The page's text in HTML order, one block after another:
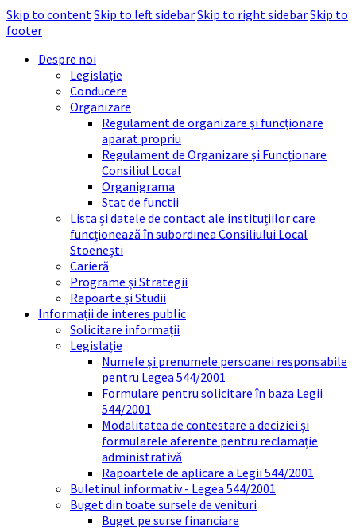
Skip to contentSkip to left sidebarSkip to right sidebarSkip to
footer
Despre noi
Legislație
Conducere
Organizare
Regulament de organizare și funcționare
aparat propriu
Regulament de Organizare și Funcționare
Consiliul Local
Organigrama
Stat de functii
Lista și datele de contact ale instituțiilor care
funcționează în subordinea Consiliului Local
Stoenești
Carieră
Programe și Strategii
Rapoarte și Studii
Informații de interes public
Solicitare informații
Legislație
Numele și prenumele persoanei responsabile
pentru Legea 544/2001
Formulare pentru solicitare în baza Legii
544/2001
Modalitatea de contestare a deciziei și
formularele aferente pentru reclamație
administrativă
Rapoartele de aplicare a Legii 544/2001
Buletinul informativ - Legea 544/2001
Buget din toate sursele de venituri
Buget pe surse financiare